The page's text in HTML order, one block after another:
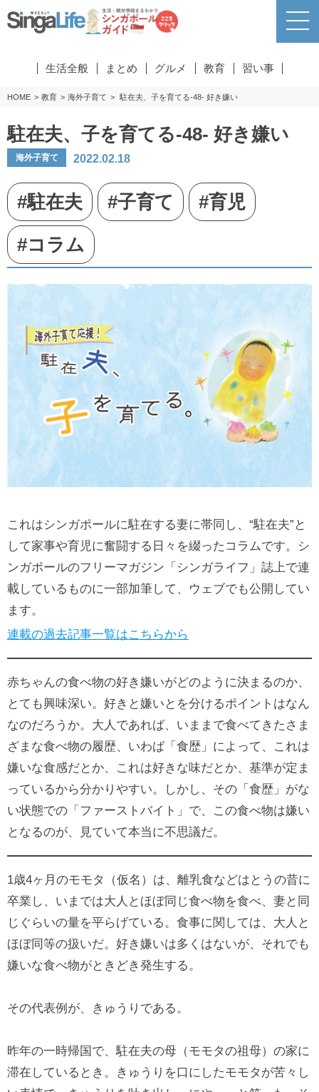
生活全般 まとめ グルメ 教育 習い事
HOME 教育 海外子育て 駐在夫、子を育てる-48- 好き嫌い
駐在夫、子を育てる-48- 好き嫌い
海外子育て 2022.02.18
#駐在夫 #子育て
#育児
#コラム
これはシンガポールに駐在する妻に帯同し、“駐在夫”と
して家事や育児に奮闘する日々を綴ったコラムです。シ
ンガポールのフリーマガジン「シンガライフ」誌上で連
載しているものに一部加筆して、ウェブでも公開してい
ます。
連載の過去記事一覧はこちらから
赤ちゃんの食べ物の好き嫌いがどのように決まるのか、
とても興味深い。好きと嫌いとを分けるポイントはなん
なのだろうか。大人であれば、いままで食べてきたさま
ざまな食べ物の履歴、いわば「食歴」によって、これは
嫌いな食感だとか、これは好きな味だとか、基準が定ま
っているから分かりやすい。しかし、その「食歴」がな
い状態での「ファーストバイト」で、この食べ物は嫌い
となるのが、見ていて本当に不思議だ。
1歳4ヶ月のモモタ（仮名）は、離乳食などはとうの昔に
卒業し、いまでは大人とほぼ同じ食べ物を食べ、妻と同
じぐらいの量を平らげている。食事に関しては、大人と
ほぼ同等の扱いだ。好き嫌いは多くはないが、それでも
嫌いな食べ物がときどき発生する。
その代表例が、きゅうりである。
昨年の一時帰国で、駐在夫の母（モモタの祖母）の家に
滞在しているとき。きゅうりを口にしたモモタが苦々し